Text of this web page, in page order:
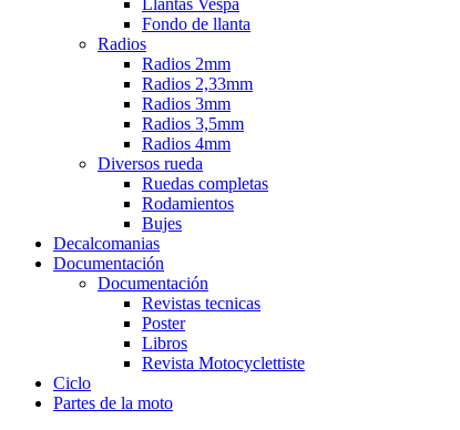
Llantas Vespa
Fondo de llanta
Radios
Radios 2mm
Radios 2,33mm
Radios 3mm
Radios 3,5mm
Radios 4mm
Diversos rueda
Ruedas completas
Rodamientos
Bujes
Decalcomanias
Documentación
Documentación
Revistas tecnicas
Poster
Libros
Revista Motocyclettiste
Ciclo
Partes de la moto